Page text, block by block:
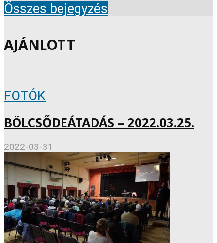
Összes bejegyzés
AJÁNLOTT
FOTÓK
BÖLCSŐDEÁTADÁS – 2022.03.25.
2022-03-31